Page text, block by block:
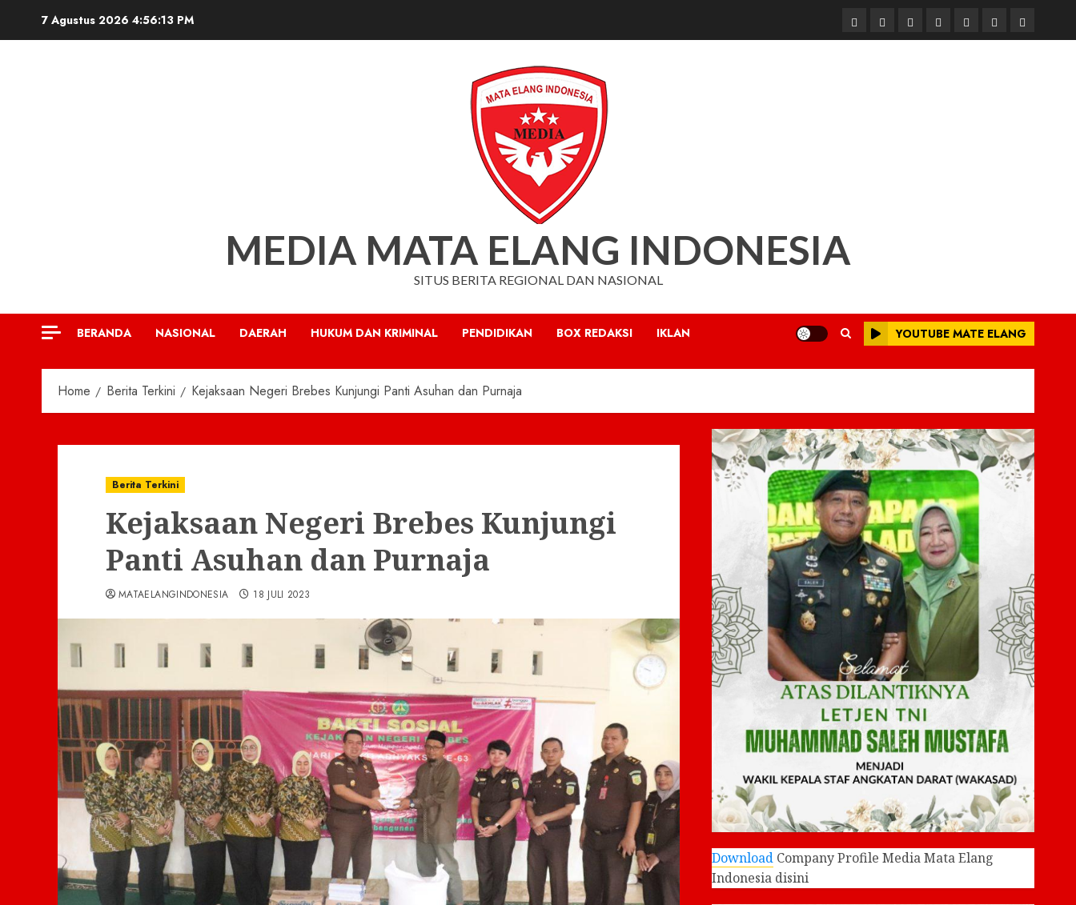
7 Agustus 2026 4:56:14 PM BerandaNasionalDaerahHukum
dan
Pendidikan
Box
Redaksi
Iklan
MEDIA MATA ELANG INDONESIA
SITUS BERITA REGIONAL DAN NASIONAL
BERANDA NASIONAL DAERAH HUKUM DAN KRIMINAL PENDIDIKAN BOX REDAKSI IKLAN YOUTUBE MATE ELANG
Home Berita Terkini Kejaksaan Negeri Brebes Kunjungi Panti Asuhan dan Purnaja
Berita Terkini
Kejaksaan Negeri Brebes Kunjungi
Panti Asuhan dan Purnaja
MATAELANGINDONESIA 18 JULI 2023
DownloadCompany Profile Media Mata Elang
Indonesia disini